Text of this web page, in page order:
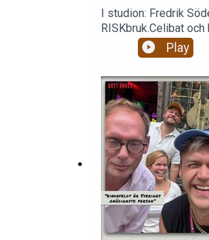
I studion: Fredrik
RISKbruk.Celibat
patreon.com/Play